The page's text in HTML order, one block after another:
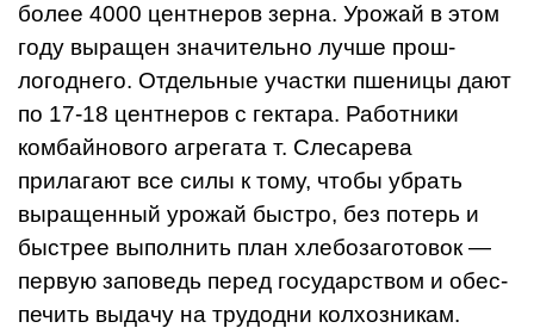
более 4000 центнеров зерна. Урожай в этом
году вы­ращен значительно лучше прош­
логоднего. Отдельные участки пшеницы дают
по 17-18 цент­неров с гектара. Работники
комбайнового агрегата т. Сле­сарева
прилагают все силы к тому, чтобы убрать
выращен­ный урожай быстро, без по­терь и
быстрее выполнить план хлебозаготовок —
первую запо­ведь перед государством и обес­
печить выдачу на трудодни колхозникам.